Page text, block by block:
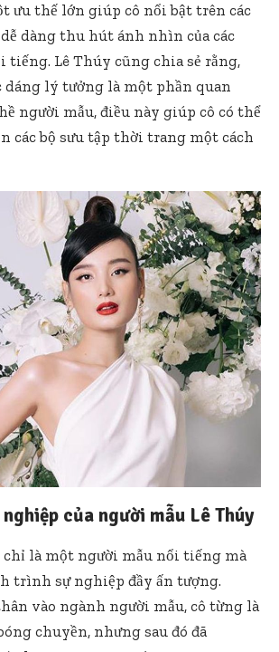
ưu thế lớn giúp cô nổi bật trên các
dàng thu hút ánh nhìn của các
Lê Thúy cũng chia sẻ rằng,
lý tưởng là một phần quan
người mẫu, điều này giúp cô có thể
các bộ sưu tập thời trang một cách
của người mẫu Lê Thúy
là một người mẫu nổi tiếng mà
trình sự nghiệp đầy ấn tượng.
vào ngành người mẫu, cô từng là
chuyền, nhưng sau đó đã